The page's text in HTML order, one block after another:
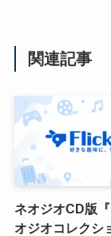
関連記事
ネオジオCD版
オジオコレクシ